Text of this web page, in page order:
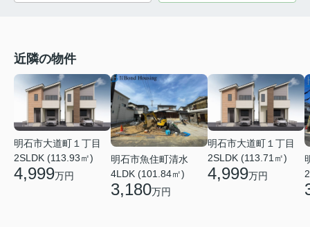
近隣の物件
明石市大道町１丁目
2SLDK (113.93㎡)
4,999万円
明石市魚住町清水
4LDK (101.84㎡)
3,180万円
明石市大道町１丁目
2SLDK (113.71㎡)
4,999万円